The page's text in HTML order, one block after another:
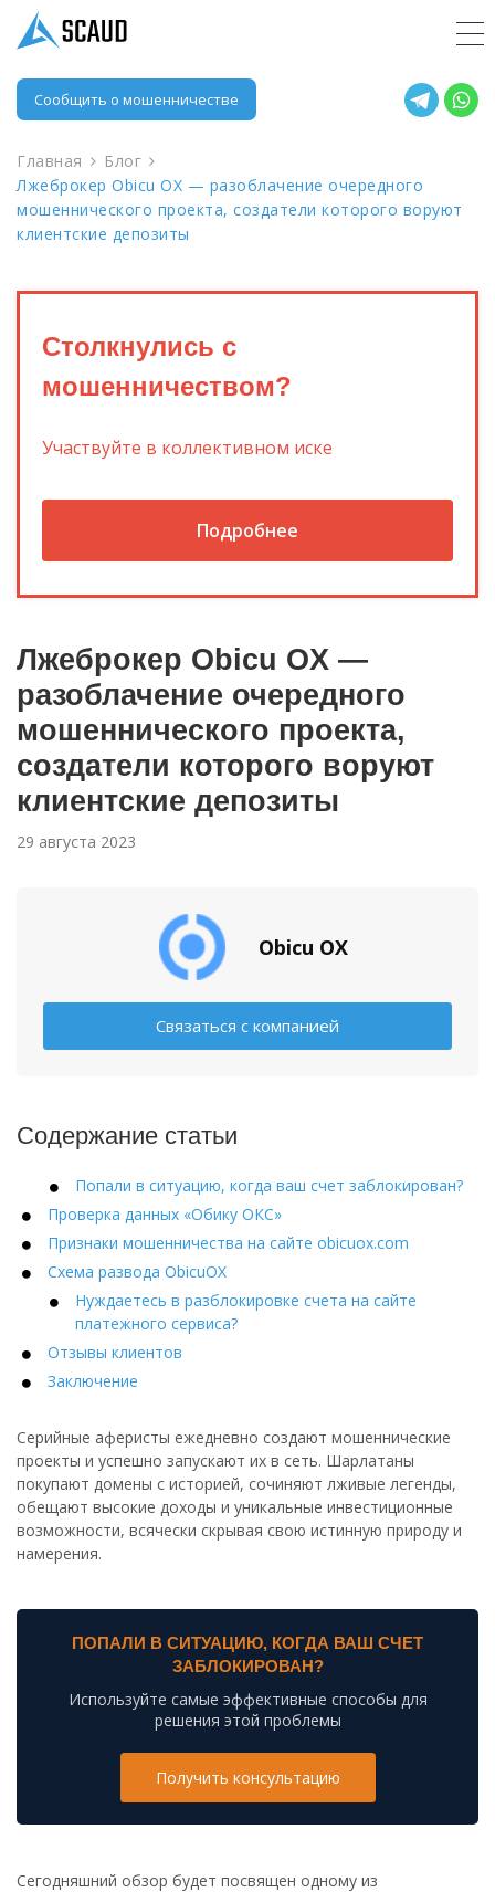
Сообщить о мошенничестве
Главная
Блог
Лжеброкер Obicu OX — разоблачение очередного
мошеннического проекта, создатели которого воруют
клиентские депозиты
Столкнулись с
мошенничеством?
Участвуйте в коллективном иске
Подробнее
Лжеброкер Obicu OX —
разоблачение очередного
мошеннического проекта,
создатели которого воруют
клиентские депозиты
29 августа 2023
Obicu OX
Связаться с компанией
Содержание статьи
Попали в ситуацию, когда ваш счет заблокирован?
Проверка данных «Обику ОКС»
Признаки мошенничества на сайте obicuox.com
Схема развода ObicuOX
Нуждаетесь в разблокировке счета на сайте
платежного сервиса?
Отзывы клиентов
Заключение
Серийные аферисты ежедневно создают мошеннические
проекты и успешно запускают их в сеть. Шарлатаны
покупают домены с историей, сочиняют лживые легенды,
обещают высокие доходы и уникальные инвестиционные
возможности, всячески скрывая свою истинную природу и
намерения.
ПОПАЛИ В СИТУАЦИЮ, КОГДА ВАШ СЧЕТ
ЗАБЛОКИРОВАН?
Используйте самые эффективные способы для
решения этой проблемы
Получить консультацию
Сегодняшний обзор будет посвящен одному из